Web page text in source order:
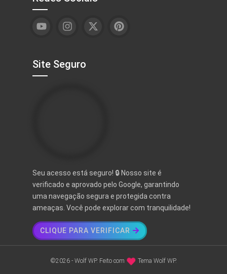
Site Seguro
Seu acesso está seguro! 🔒 Nosso site é
verificado e aprovado pelo Google, garantindo
uma navegação segura e protegida contra
ameaças. Você pode explorar com tranquilidade!
CLIQUE PARA VERIFICAR
©2026 - Wolf WP. Feito com Tema Wolf WP.